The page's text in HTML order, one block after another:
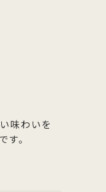
味わいを
。